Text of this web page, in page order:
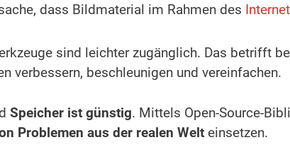
dass Bildmaterial im Rahmen des
sind leichter zugänglich. Das betrifft
verbessern, beschleunigen und vereinfachen.
Speicher ist günstig. Mittels Open-Source-
Problemen aus der realen Welt einsetzen.